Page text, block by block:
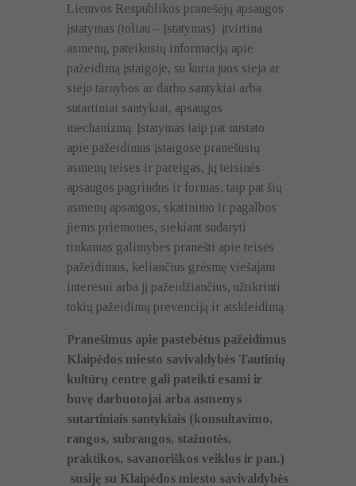
Lietuvos Respublikos pranešėjų apsaugos
įstatymas (toliau – Įstatymas) įtvirtina
asmenų, pateikusių informaciją apie
pažeidimą įstaigoje, su kuria juos sieja ar
siejo tarnybos ar darbo santykiai arba
sutartiniai santykiai, apsaugos
mechanizmą. Įstatymas taip pat nustato
apie pažeidimus įstaigose pranešusių
asmenų teises ir pareigas, jų teisinės
apsaugos pagrindus ir formas, taip pat šių
asmenų apsaugos, skatinimo ir pagalbos
jiems priemones, siekiant sudaryti
tinkamas galimybes pranešti apie teisės
pažeidimus, keliančius grėsmę viešajam
interesui arba jį pažeidžiančius, užtikrinti
tokių pažeidimų prevenciją ir atskleidimą.
Pranešimus apie pastebėtus pažeidimus
Klaipėdos miesto savivaldybės Tautinių
kultūrų centre gali pateikti esami ir
buvę darbuotojai arba asmenys
sutartiniais santykiais (konsultavimo,
rangos, subrangos, stažuotės,
praktikos, savanoriškos veiklos ir pan.)
susiję su Klaipėdos miesto savivaldybės